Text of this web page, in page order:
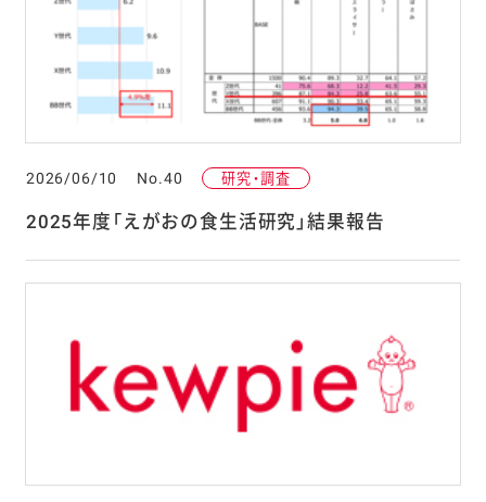
2026/06/10 No.40 研究・調査
2025年度「えがおの食生活研究」結果報告